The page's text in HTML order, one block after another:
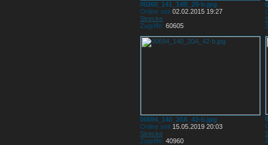
00260_141_14B_29-b.jpg
Online seit 02.02.2015 19:27
Strecke
Zugriffe: 60605
00694_140_20A_42-b.jpg
Online seit 15.05.2019 20:03
Strecke
Zugriffe: 40960